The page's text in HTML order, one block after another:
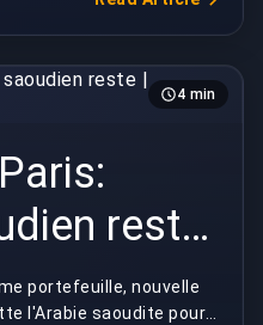
4 min
reste
portefeuille, nouvelle
l'Arabie saoudite pour